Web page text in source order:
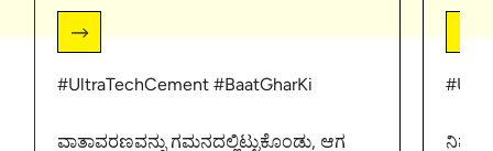
ವಾತಾವರಣವನ್ನು ಗಮನದಲ್ಲಿಟ್ಟುಕೊಂಡು, ಆಗ
#UltraTechCement #BaatGharKi
ನಿಮಗೆ